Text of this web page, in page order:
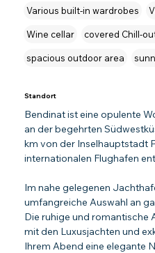
Various built-in wardrobes
Wine cellar covered Chill-
spacious outdoor area
Standort
Bendinat ist eine opulente
an der begehrten
km von der Inselhauptstadt
internationalen Flughafen
Im nahe gelegenen
umfangreiche Auswahl an
Die ruhige und romantische
mit den Luxusjachten und
Ihrem Abend eine elegante